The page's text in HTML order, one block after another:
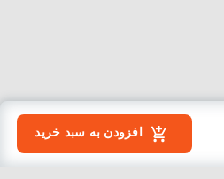
افزودن به سبد خرید